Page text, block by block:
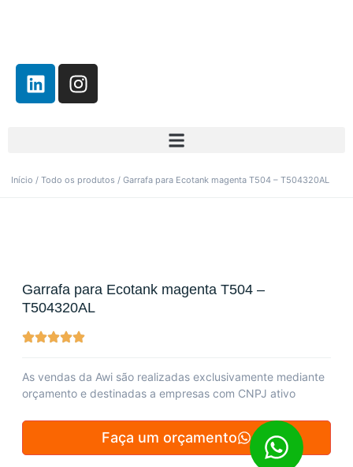
Início / Todo os produtos / Garrafa para Ecotank magenta T504 – T504320AL
Garrafa para Ecotank magenta T504 –
T504320AL
As vendas da Awi são realizadas exclusivamente mediante
orçamento e destinadas a empresas com CNPJ ativo
Faça um orçamento